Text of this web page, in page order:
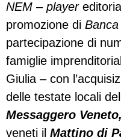
NEM – player
promozione di
partecipazione di
famiglie
Giulia – con
delle testate locali
Messaggero Veneto,
veneti il Mattino di